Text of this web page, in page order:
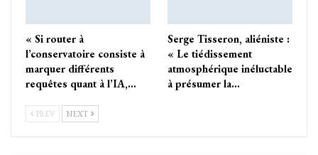
« Si router à
l’conservatoire consiste à
marquer différents
requêtes quant à l’IA,…
Serge Tisseron, aliéniste :
« Le tiédissement
atmosphérique inéluctable
à présumer la…
PREV NEXT